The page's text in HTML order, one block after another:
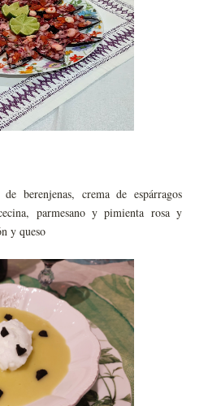
berenjenas, crema de espárragos
parmesano y pimienta rosa y
y queso